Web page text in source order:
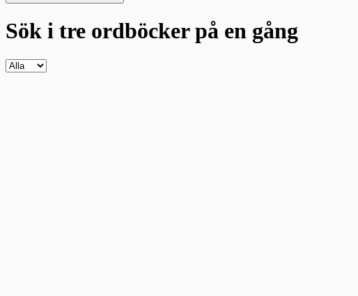
Sök i tre ordböckerpå en gång